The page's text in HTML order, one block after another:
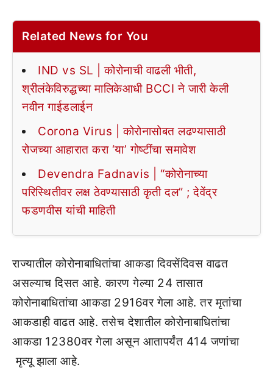
Related News for You
IND vs SL | कोरोनाची वाढली भीती,
श्रीलंकेविरुद्धच्या मालिकेआधी BCCI ने जारी केली
नवीन गाईडलाईन
Corona Virus | कोरोनासोबत लढण्यासाठी
रोजच्या आहारात करा ‘या’ गोष्टींचा समावेश
Devendra Fadnavis | “कोरोनाच्या
परिस्थितीवर लक्ष ठेवण्यासाठी कृती दल” ; देवेंद्र
फडणवीस यांची माहिती
राज्यातील कोरोनाबाधितांचा आकडा दिवसेंदिवस वाढत
असल्याच दिसत आहे. कारण गेल्या 24 तासात
कोरोनाबाधितांचा आकडा 2916वर गेला आहे. तर मृतांचा
आकडाही वाढत आहे. तसेच देशातील कोरोनाबाधितांचा
आकडा 12380वर गेला असून आतापर्यंत 414 जणांचा
मृत्यू झाला आहे.